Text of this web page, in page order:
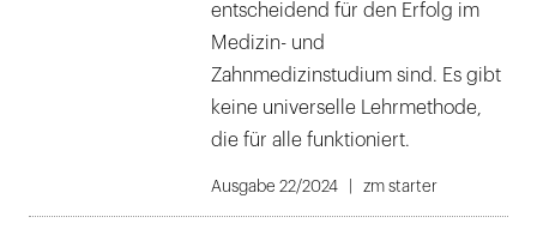
entscheidend für den Erfolg im
Medizin- und
Zahnmedizinstudium sind. Es gibt
keine universelle Lehrmethode,
die für alle funktioniert.
Ausgabe 22/2024 zm starter